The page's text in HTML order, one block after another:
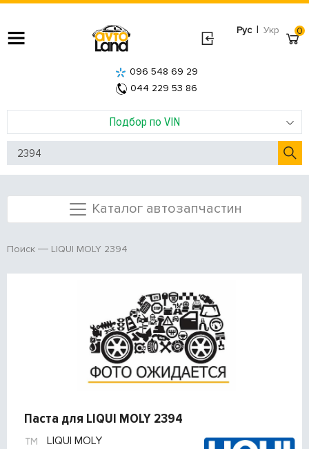
Рус | Укр
Подбор по VIN
096 548 69 29
044 229 53 86
0
Каталог автозапчастин
Поиск LIQUI MOLY 2394
Паста для LIQUI MOLY 2394
LIQUI MOLY